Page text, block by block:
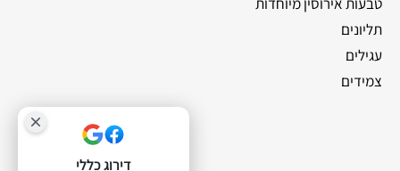
תליונים
עגילים
צמידים
דירוג כללי